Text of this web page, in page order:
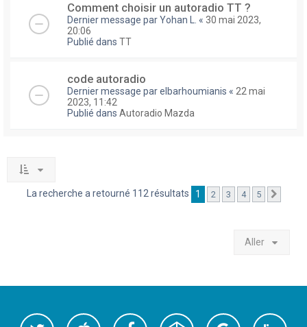
Comment choisir un autoradio TT ?
Dernier message parYohan L. « 30 mai 2023,
20:06
Publié dans TT
code autoradio
Dernier message parelbarhoumianis « 22 mai
2023, 11:42
Publié dans Autoradio Mazda
La recherche a retourné 112 résultats 1 2 3 4 5
Aller